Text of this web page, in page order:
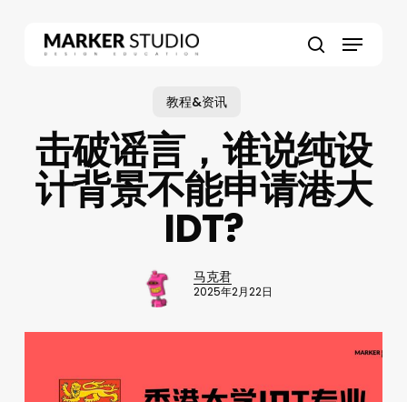
Menu
教程&资讯
击破谣言，谁说纯设
计背景不能申请港大
IDT?
马克君
2025年2月22日